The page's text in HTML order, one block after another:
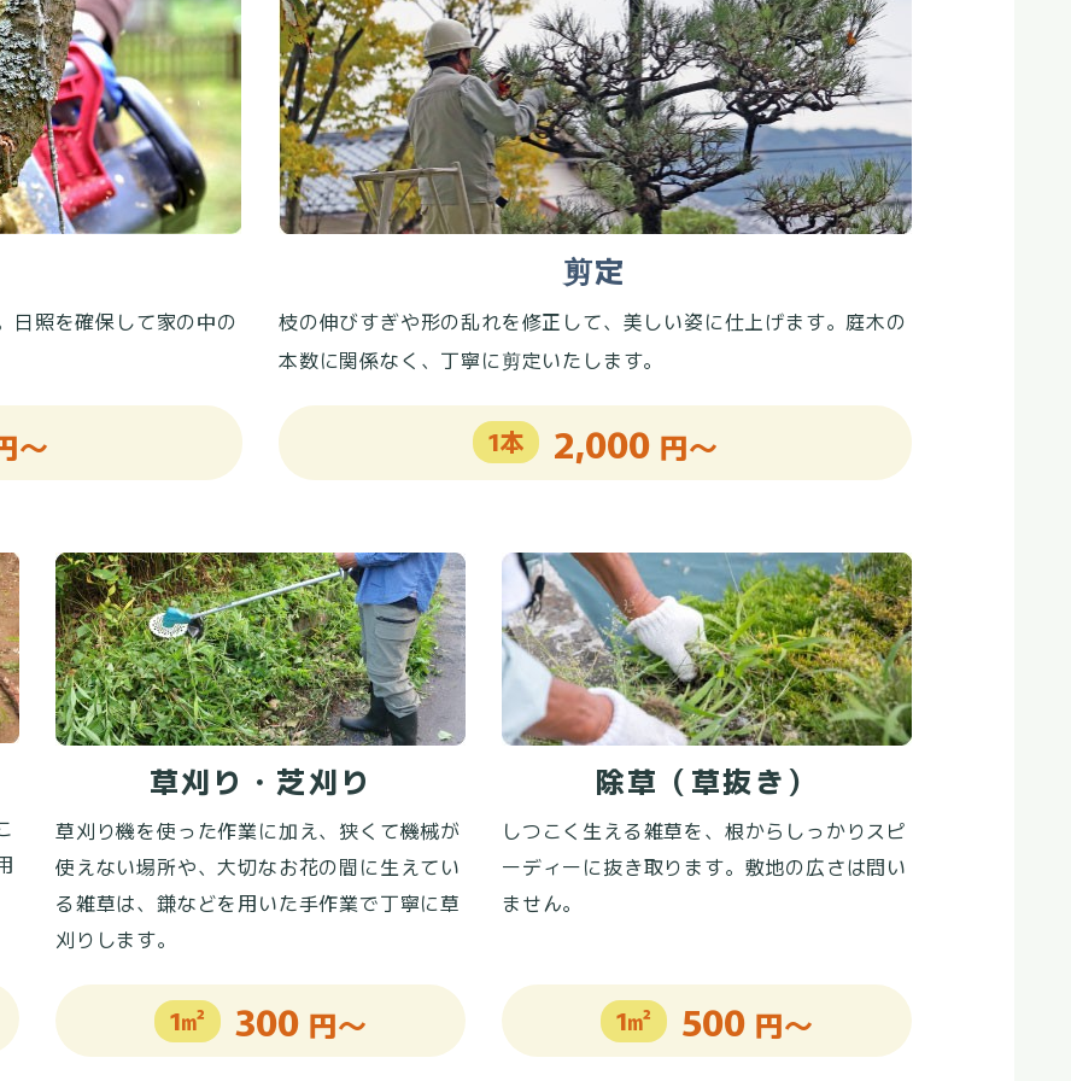
日照を確保して家の中の
～
剪定
枝の伸びすぎや形の乱れを修正して、美しい姿に仕上げます。庭木の
本数に関係なく、丁寧に剪定いたします。
1本 2,000 円～
草刈り・芝刈り
草刈り機を使った作業に加え、狭くて機械が
使えない場所や、大切なお花の間に生えてい
る雑草は、鎌などを用いた手作業で丁寧に草
刈りします。
1㎡ 300 円～
除草 （草抜き）
しつこく生える雑草を、根からしっかりスピ
ーディーに抜き取ります。敷地の広さは問い
ません。
1㎡ 500 円～